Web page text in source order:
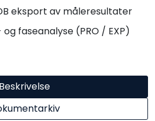
eksport av måleresultater
faseanalyse (PRO / EXP)
Beskrivelse